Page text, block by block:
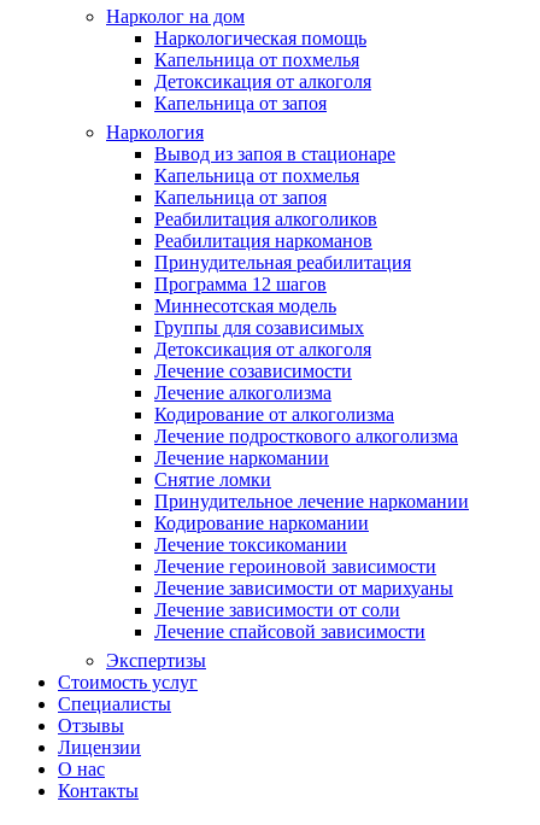
Нарколог на дом
Наркологическая помощь
Капельница от похмелья
Детоксикация от алкоголя
Капельница от запоя
Наркология
Вывод из запоя в стационаре
Капельница от похмелья
Капельница от запоя
Реабилитация алкоголиков
Реабилитация наркоманов
Принудительная реабилитация
Программа 12 шагов
Миннесотская модель
Группы для созависимых
Детоксикация от алкоголя
Лечение созависимости
Лечение алкоголизма
Кодирование от алкоголизма
Лечение подросткового алкоголизма
Лечение наркомании
Снятие ломки
Принудительное лечение наркомании
Кодирование наркомании
Лечение токсикомании
Лечение героиновой зависимости
Лечение зависимости от марихуаны
Лечение зависимости от соли
Лечение спайсовой зависимости
Экспертизы
Стоимость услуг
Специалисты
Отзывы
Лицензии
О нас
Контакты